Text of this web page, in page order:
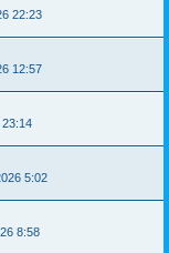
22:23
12:57
23:14
5:02
8:58